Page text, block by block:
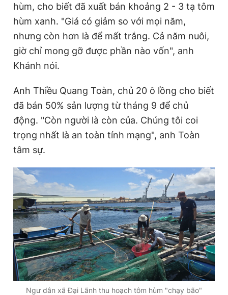
hùm, cho biết đã xuất bán khoảng 2 - 3 tạ tôm
hùm xanh. "Giá có giảm so với mọi năm,
nhưng còn hơn là để mất trắng. Cả năm nuôi,
giờ chỉ mong gỡ được phần nào vốn", anh
Khánh nói.
Anh Thiều Quang Toàn, chủ 20 ô lồng cho biết
đã bán 50% sản lượng từ tháng 9 để chủ
động. "Còn người là còn của. Chúng tôi coi
trọng nhất là an toàn tính mạng", anh Toàn
tâm sự.
Ngư dân xã Đại Lãnh thu hoạch tôm hùm "chạy bão"